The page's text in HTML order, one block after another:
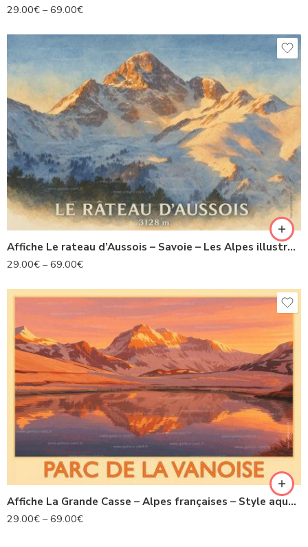
29.00€ –69.00€
Affiche Le rateau d’Aussois – Savoie – Les Alpes illustrées
29.00€ –69.00€
Affiche La Grande Casse – Alpes françaises – Style aquarelle lumineuse
29.00€ –69.00€